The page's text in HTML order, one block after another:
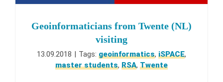
Geoinformaticians from Twente (NL)
visiting
13.09.2018 Tags: geoinformatics, iSPACE,
master students, RSA, Twente